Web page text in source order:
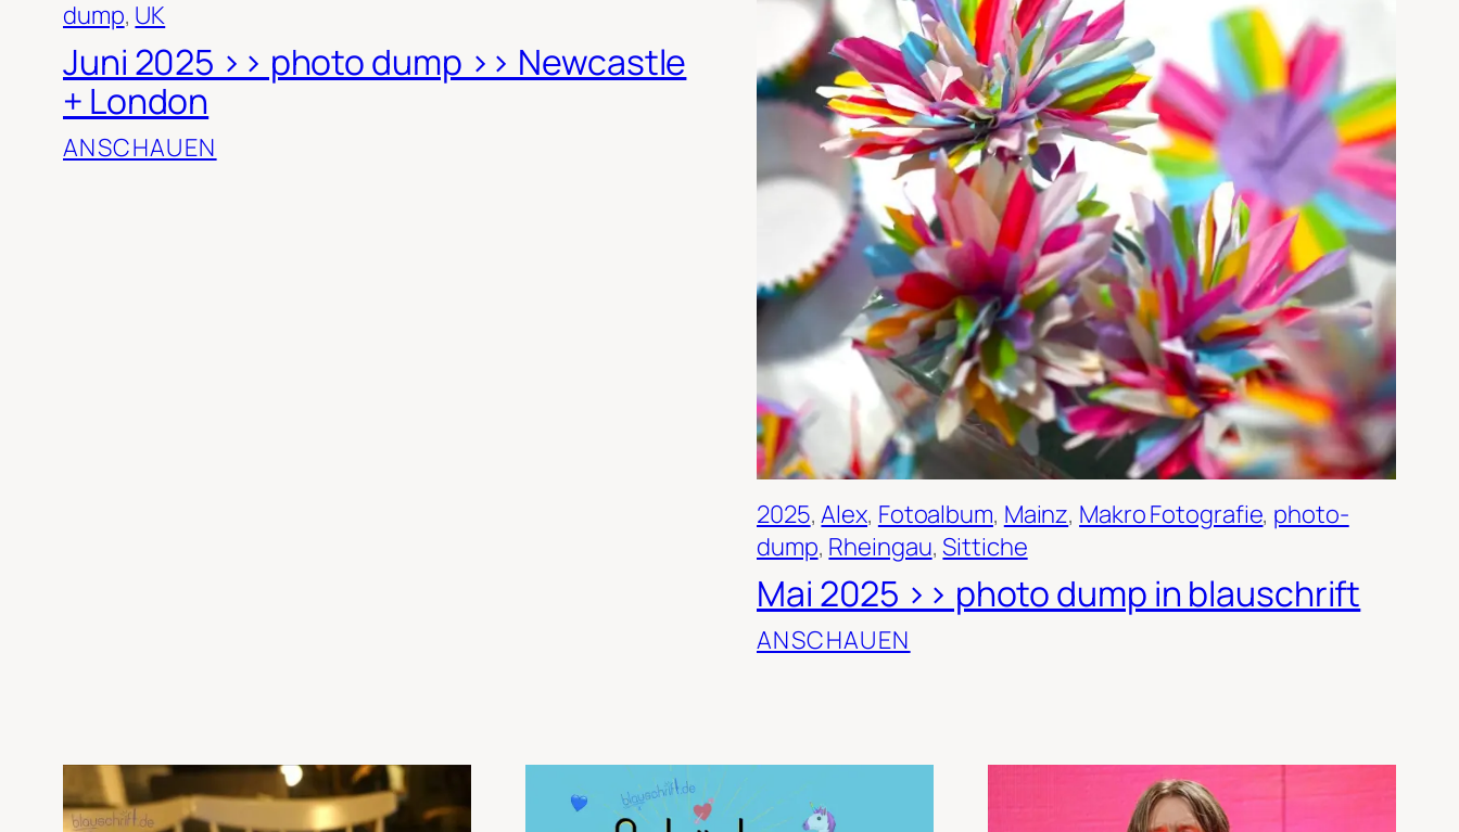
dump, UK
Juni 2025 >> photo dump >> Newcastle
+ London
ANSCHAUEN
2025, Alex, Fotoalbum, Mainz, Makro Fotografie, photo-
dump, Rheingau, Sittiche
Mai 2025 >> photo dump in blauschrift
ANSCHAUEN